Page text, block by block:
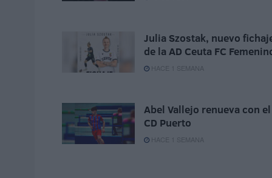
Julia Szostak, nuevo
de la AD Ceuta FC
HACE 1 SEMANA
Abel Vallejo renueva con el
CD Puerto
HACE 1 SEMANA